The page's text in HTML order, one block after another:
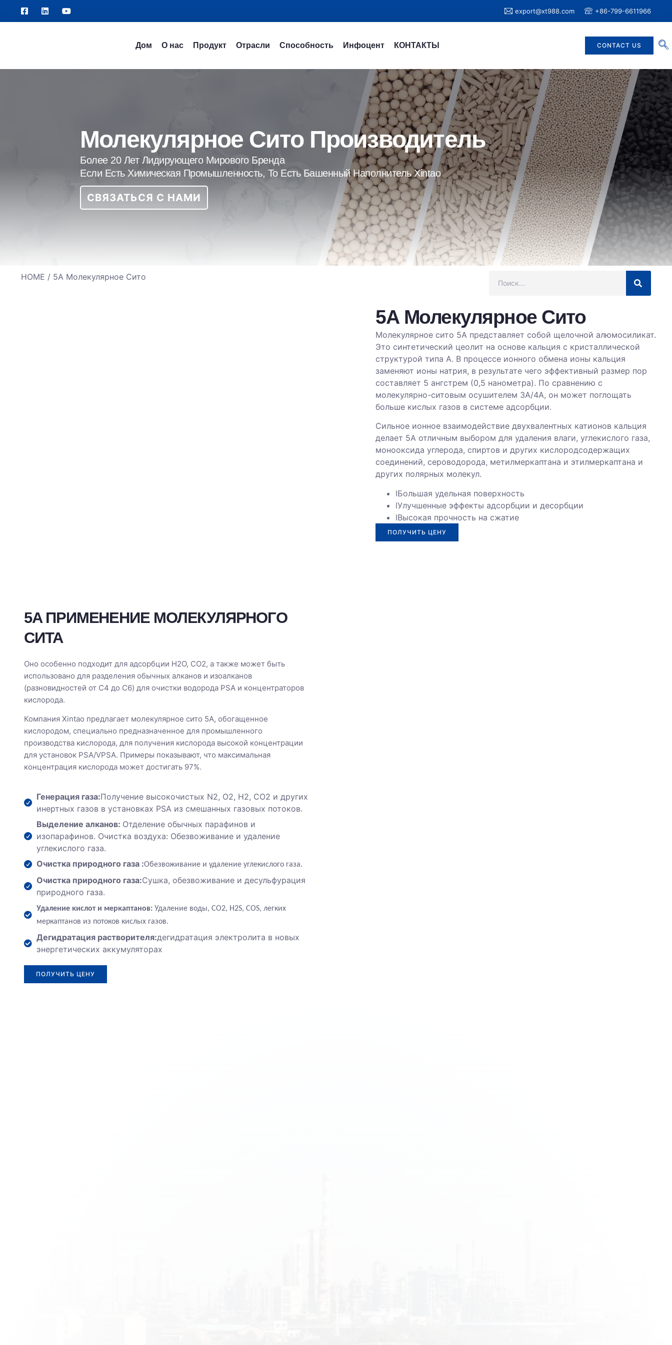
export@xt988.com +86-799-6611966
Дом О нас Продукт Отрасли Способность Инфоцент КОНТАКТЫ CONTACT US
Молекулярное Сито Производитель
Более 20 Лет Лидирующего Мирового Бренда
Если Есть Химическая Промышленность, То Есть Башенный Наполнитель Xintao
СВЯЗАТЬСЯ С НАМИ
HOME / 5А Молекулярное Сито
5А Молекулярное Сито
Молекулярное сито 5А представляет собой щелочной алюмосиликат.
Это синтетический цеолит на основе кальция с кристаллической
структурой типа А. В процессе ионного обмена ионы кальция
заменяют ионы натрия, в результате чего эффективный размер пор
составляет 5 ангстрем (0,5 нанометра). По сравнению с
молекулярно-ситовым осушителем 3A/4A, он может поглощать
больше кислых газов в системе адсорбции.
Сильное ионное взаимодействие двухвалентных катионов кальция
делает 5A отличным выбором для удаления влаги, углекислого газа,
монооксида углерода, спиртов и других кислородсодержащих
соединений, сероводорода, метилмеркаптана и этилмеркаптана и
других полярных молекул.
lБольшая удельная поверхность
lУлучшенные эффекты адсорбции и десорбции
lВысокая прочность на сжатие
ПОЛУЧИТЬ ЦЕНУ
5A ПРИМЕНЕНИЕ МОЛЕКУЛЯРНОГО
СИТА
Оно особенно подходит для адсорбции H2O, CO2, а также может быть
использовано для разделения обычных алканов и изоалканов
(разновидностей от C4 до C6) для очистки водорода PSA и концентраторов
кислорода.
Компания Xintao предлагает молекулярное сито 5A, обогащенное
кислородом, специально предназначенное для промышленного
производства кислорода, для получения кислорода высокой концентрации
для установок PSA/VPSA. Примеры показывают, что максимальная
концентрация кислорода может достигать 97%.
Генерация газа:Получение высокочистых N2, O2, H2, CO2 и других
инертных газов в установках PSA из смешанных газовых потоков.
Выделение алканов: Отделение обычных парафинов и
изопарафинов. Очистка воздуха: Обезвоживание и удаление
углекислого газа.
Очистка природного газа :Обезвоживание и удаление углекислого газа.
Очистка природного газа:Сушка, обезвоживание и десульфурация
природного газа.
Удаление кислот и меркаптанов: Удаление воды, CO2, H2S, COS, легких
меркаптанов из потоков кислых газов.
Дегидратация растворителя:дегидратация электролита в новых
энергетических аккумуляторах
ПОЛУЧИТЬ ЦЕНУ